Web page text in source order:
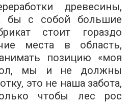
древесины,
бы с собой большие
стоит гораздо
места в область,
позицию «моя
мы и не должны
это не наша забота,
чтобы лес рос